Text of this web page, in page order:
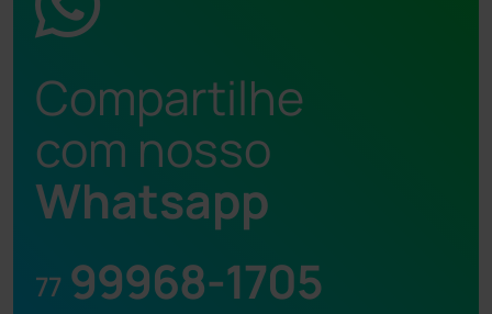
Compartilhe
com nosso
Whatsapp
77 99968-1705